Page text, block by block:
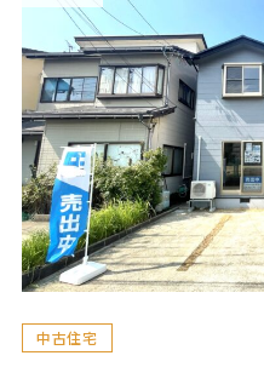
中古住宅